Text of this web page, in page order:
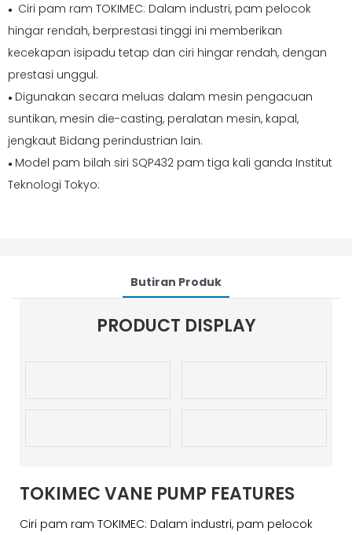
● Ciri pam ram TOKIMEC: Dalam industri, pam pelocok
hingar rendah, berprestasi tinggi ini memberikan
kecekapan isipadu tetap dan ciri hingar rendah, dengan
prestasi unggul.
● Digunakan secara meluas dalam mesin pengacuan
suntikan, mesin die-casting, peralatan mesin, kapal,
jengkaut Bidang perindustrian lain.
● Model pam bilah siri SQP432 pam tiga kali ganda Institut
Teknologi Tokyo:
Butiran Produk
PRODUCT DISPLAY
TOKIMEC VANE PUMP FEATURES
Ciri pam ram TOKIMEC: Dalam industri, pam pelocok